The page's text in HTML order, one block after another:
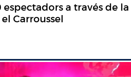
espectadors a través de la
Carroussel